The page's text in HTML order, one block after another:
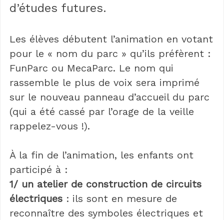
d’études futures.
Les élèves débutent l’animation en votant
pour le « nom du parc » qu’ils préfèrent :
FunParc ou MecaParc. Le nom qui
rassemble le plus de voix sera imprimé
sur le nouveau panneau d’accueil du parc
(qui a été cassé par l’orage de la veille
rappelez-vous !).
À la fin de l’animation, les enfants ont
participé à :
1/ un atelier de construction de circuits
électriques: ils sont en mesure de
reconnaître des symboles électriques et